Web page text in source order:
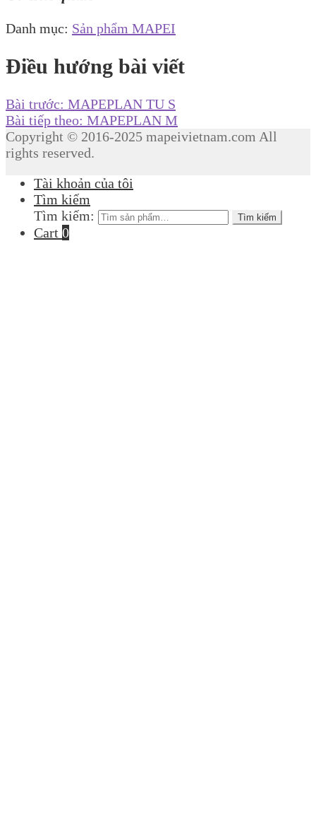
Danh mục: Sản phẩm MAPEI
Điều hướng bài viết
Bài trước: MAPEPLAN TU S
Bài tiếp theo: MAPEPLAN M
Copyright © 2016-2025 mapeivietnam.com All
rights reserved.
Tài khoản của tôi
Tìm kiếm
Tìm kiếm:
Tìm kiếm
Cart 0